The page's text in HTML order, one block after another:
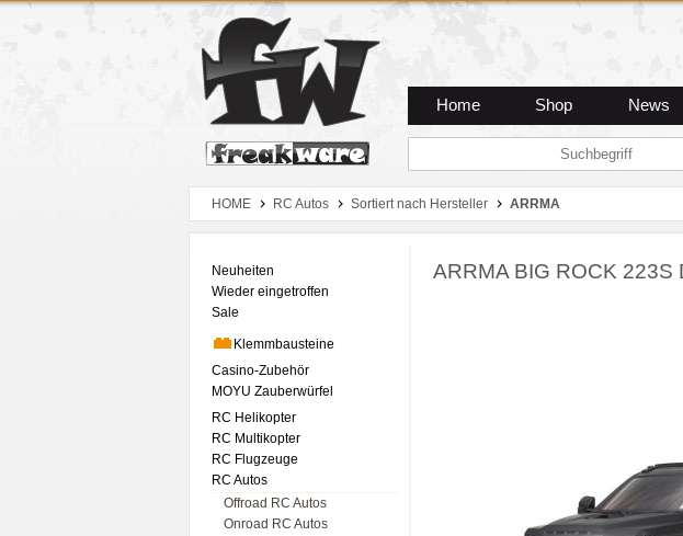
Zum Hauptmenue
Zum Seiteninhalt
Zum Warenkob
Home Shop News
HOME RC Autos Sortiert nach Hersteller ARRMA
Neuheiten
Wieder eingetroffen
Sale
Klemmbausteine
Casino-Zubehör
MOYU Zauberwürfel
RC Helikopter
RC Multikopter
RC Flugzeuge
RC Autos
Offroad RC Autos
Onroad RC Autos
ARRMA BIG ROCK 223S